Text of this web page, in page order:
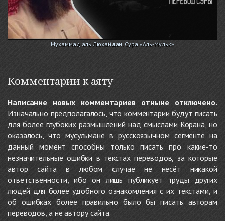
Мухаммад аль Люхайдан. Сура «Аль-Мульк»
Комментарии к аяту
Написание новых комментариев отныне отключено.
Изначально предполагалось, что комментарии будут писать
для более глубоких размышлений над смыслами Корана, но
оказалось, что мусульмане в русскоязычном сегменте на
данный момент способны только писать про какие-то
незначительные ошибки в текстах переводов, за которые
автор сайта в любом случае не несёт никакой
ответственности, ибо он лишь публикует труды других
людей для более удобного ознакомления с их текстами, и
об ошибках более правильно было бы писать авторам
переводов, а не автору сайта.